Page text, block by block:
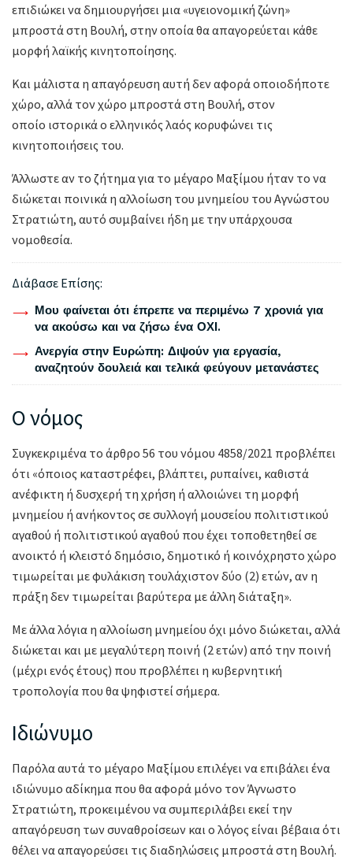
επιδιώκει να δημιουργήσει μια «υγειονομική ζώνη»
μπροστά στη Βουλή, στην οποία θα απαγορεύεται κάθε
μορφή λαϊκής κινητοποίησης.
Και μάλιστα η απαγόρευση αυτή δεν αφορά οποιοδήποτε
χώρο, αλλά τον χώρο μπροστά στη Βουλή, στον
οποίο ιστορικά ο ελληνικός λαός κορυφώνει τις
κινητοποιήσεις του.
Άλλωστε αν το ζήτημα για το μέγαρο Μαξίμου ήταν το να
διώκεται ποινικά η αλλοίωση του μνημείου του Αγνώστου
Στρατιώτη, αυτό συμβαίνει ήδη με την υπάρχουσα
νομοθεσία.
Διάβασε Επίσης:
Μου φαίνεται ότι έπρεπε να περιμένω 7 χρονιά για
να ακούσω και να ζήσω ένα ΟΧΙ.
Ανεργία στην Ευρώπη: Διψούν για εργασία,
αναζητούν δουλειά και τελικά φεύγουν μετανάστες
Ο νόμος
Συγκεκριμένα το άρθρο 56 του νόμου 4858/2021 προβλέπει
ότι «όποιος καταστρέφει, βλάπτει, ρυπαίνει, καθιστά
ανέφικτη ή δυσχερή τη χρήση ή αλλοιώνει τη μορφή
μνημείου ή ανήκοντος σε συλλογή μουσείου πολιτιστικού
αγαθού ή πολιτιστικού αγαθού που έχει τοποθετηθεί σε
ανοικτό ή κλειστό δημόσιο, δημοτικό ή κοινόχρηστο χώρο
τιμωρείται με φυλάκιση τουλάχιστον δύο (2) ετών, αν η
πράξη δεν τιμωρείται βαρύτερα με άλλη διάταξη».
Με άλλα λόγια η αλλοίωση μνημείου όχι μόνο διώκεται, αλλά
διώκεται και με μεγαλύτερη ποινή (2 ετών) από την ποινή
(μέχρι ενός έτους) που προβλέπει η κυβερνητική
τροπολογία που θα ψηφιστεί σήμερα.
Ιδιώνυμο
Παρόλα αυτά το μέγαρο Μαξίμου επιλέγει να επιβάλει ένα
ιδιώνυμο αδίκημα που θα αφορά μόνο τον Άγνωστο
Στρατιώτη, προκειμένου να συμπεριλάβει εκεί την
απαγόρευση των συναθροίσεων και ο λόγος είναι βέβαια ότι
θέλει να απαγορεύσει τις διαδηλώσεις μπροστά στη Βουλή.